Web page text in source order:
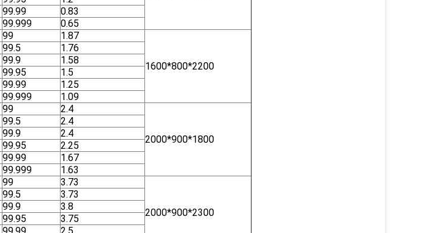
99.99
0.83
99.999 0.65
99 1.87
1600*800*2200
99.5
1.76
99.9
1.58
99.95
1.5
99.99
1.25
99.999 1.09
99 2.4
2000*900*1800
99.5
2.4
99.9
2.4
99.95
2.25
99.99
1.67
99.999 1.63
99 3.73
2000*900*2300
99.5
3.73
99.9
3.8
99.95
3.75